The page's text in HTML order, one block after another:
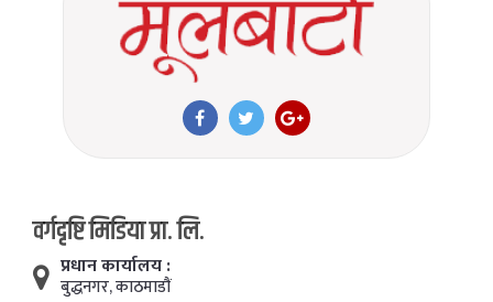
वर्गदृष्टि मिडिया प्रा. लि.
प्रधान कार्यालय :
बुद्धनगर, काठमाडाैं